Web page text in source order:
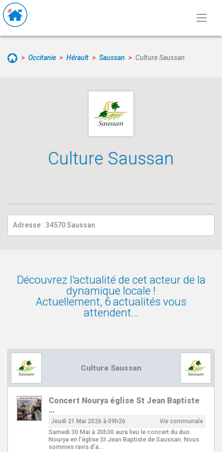
Occitanie Hérault Saussan Culture Saussan
Culture Saussan
Adresse : 34570 Saussan
Découvrez l’actualité de cet acteur de la
dynamique locale !
Actuellement, 6 actualités vous
attendent…
Culture Saussan
Concert Nourya église St Jean Baptiste
…
Jeudi 21 Mai 2026 à 09h26 Vie communale
Samedi 30 Mai à 20h30 aura lieu le concert du duo
Nourya en l’église St Jean Baptiste de Saussan. Nous
sommes ravis d’a…